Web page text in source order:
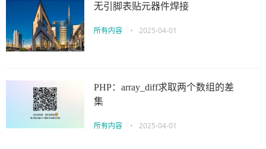
无引脚表贴元器件焊接
所有内容 • 2025-04-01
PHP：array_diff求取两个数组的差
集
所有内容 • 2025-04-01